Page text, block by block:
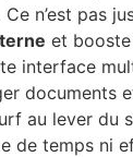
n’est pas
et
interface
documents
au lever du
de temps ni